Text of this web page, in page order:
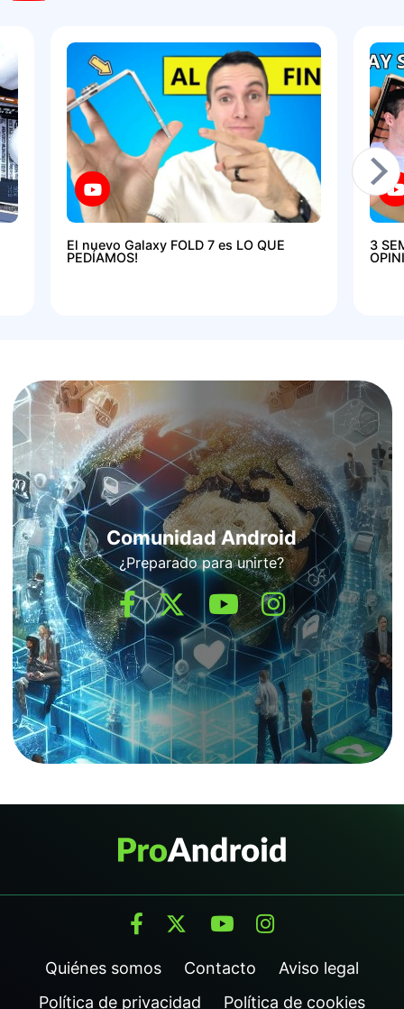
El nuevo Galaxy FOLD 7 es LO QUE
PEDÍAMOS!
3
Comunidad Android
¿Preparado para unirte?
Quiénes somos Contacto
Aviso legal
Política de privacidad
Política de cookies